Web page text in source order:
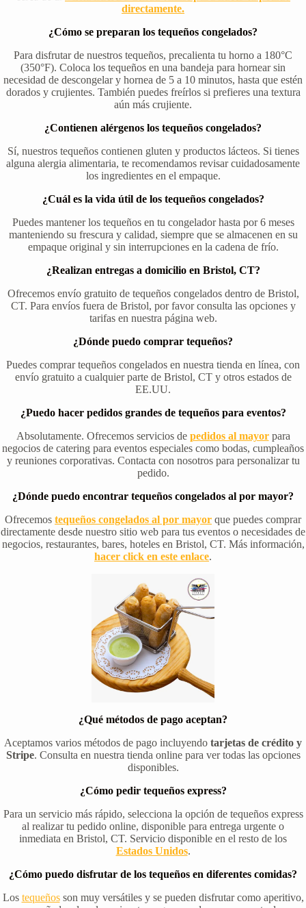
directamente.
¿Cómo se preparan los tequeños congelados?
Para disfrutar de nuestros tequeños, precalienta tu horno a 180°C
(350°F). Coloca los tequeños en una bandeja para hornear sin
necesidad de descongelar y hornea de 5 a 10 minutos, hasta que estén
dorados y crujientes. También puedes freírlos si prefieres una textura
aún más crujiente.
¿Contienen alérgenos los tequeños congelados?
Sí, nuestros tequeños contienen gluten y productos lácteos. Si tienes
alguna alergia alimentaria, te recomendamos revisar cuidadosamente
los ingredientes en el empaque.
¿Cuál es la vida útil de los tequeños congelados?
Puedes mantener los tequeños en tu congelador hasta por 6 meses
manteniendo su frescura y calidad, siempre que se almacenen en su
empaque original y sin interrupciones en la cadena de frío.
¿Realizan entregas a domicilio en Bristol, CT?
Ofrecemos envío gratuito de tequeños congelados dentro de Bristol,
CT. Para envíos fuera de Bristol, por favor consulta las opciones y
tarifas en nuestra página web.
¿Dónde puedo comprar tequeños?
Puedes comprar tequeños congelados en nuestra tienda en línea, con
envío gratuito a cualquier parte de Bristol, CT y otros estados de
EE.UU.
¿Puedo hacer pedidos grandes de tequeños para eventos?
Absolutamente. Ofrecemos servicios de pedidos al mayorpara
negocios de catering para eventos especiales como bodas, cumpleaños
y reuniones corporativas. Contacta con nosotros para personalizar tu
pedido.
¿Dónde puedo encontrar tequeños congelados al por mayor?
Ofrecemos tequeños congelados al por mayor que puedes comprar
directamente desde nuestro sitio web para tus eventos o necesidades de
negocios, restaurantes, bares, hoteles en Bristol, CT. Más información,
hacer click en este enlace.
¿Qué métodos de pago aceptan?
Aceptamos varios métodos de pago incluyendo tarjetas de crédito y
Stripe. Consulta en nuestra tienda online para ver todas las opciones
disponibles.
¿Cómo pedir tequeños express?
Para un servicio más rápido, selecciona la opción de tequeños express
al realizar tu pedido online, disponible para entrega urgente o
inmediata en Bristol, CT. Servicio disponible en el resto de los
Estados Unidos.
¿Cómo puedo disfrutar de los tequeños en diferentes comidas?
Los tequeñosson muy versátiles y se pueden disfrutar como aperitivo,